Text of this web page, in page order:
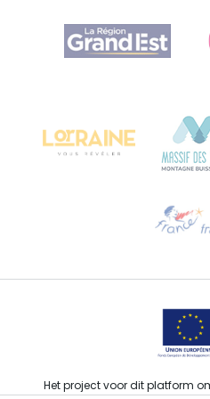
Agence Régionale du
Bureau de Colmar
Stuur ons
Het project voor dit platform